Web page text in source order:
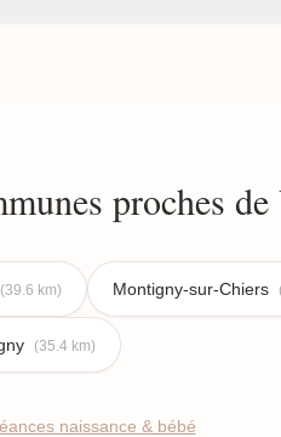
proches
(39.6 km) Montigny-sur-Chiers
(35.4 km)
naissance & bébé